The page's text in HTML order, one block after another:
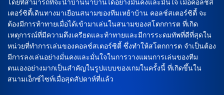
โดยที่สามารถที่จะนำบ้านน่าบ้านได้อย่างมั่นคงและมั่นใจ เมื่อคอลช์ส
เตอร์ซิตี้เดินทางมาเยือนสนามของทีมเหย้าบ้าน คอลช์สเตอร์ซิตี้ จะ
ต้องมีการท้าทายเมื่อได้เข้ามาเล่นในสนามของสโตกการต ที่เกิด
เหตุการณ์ที่มีความตึงเครียดและท้าทายและมีการระดมทัพที่ดีที่สุดใน
หน่วยที่ทำการเล่นของคอลช์สเตอร์ซิตี้ ซึ่งทำให้สโตกการต จำเป็นต้อง
มีการลงเล่นอย่างมั่นคงและมั่นใจในการวางแผนการเล่นของทีม
ตนเองอย่างมากเป็นสำคัญในรูปแบบของเกมในครั้งนี้ ที่เกิดขึ้นใน
สนามเอ็กซ์ไซท์เมื่อสุดสัปดาห์ที่แล้ว